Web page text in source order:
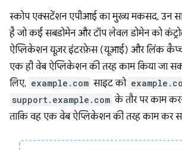
स्कोप एक्सटेंशन एपीआई का मुख्य मकसद, उन
है जो कई सबडोमेन और टॉप लेवल डोमेन को
ऐप्लिकेशन यूज़र इंटरफ़ेस (यूआई) और लिंक
एक ही वेब ऐप्लिकेशन की तरह काम किया जा
लिए, example.com साइट को
support.example.com के तौर पर काम
ताकि वह एक वेब ऐप्लिकेशन की तरह काम कर